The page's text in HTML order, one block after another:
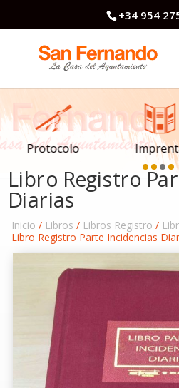
+34 954
Protocolo
Libro Registro
Diarias
Inicio / Libros / Libros Registro /
Libro Registro Parte Incidencias